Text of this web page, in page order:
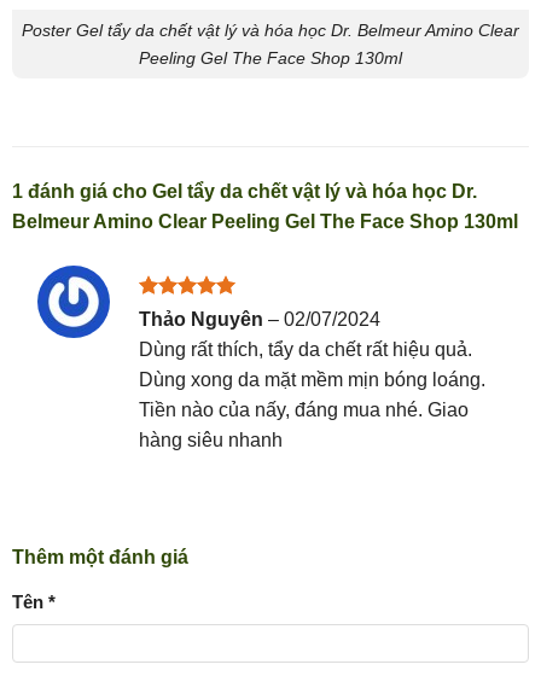
Poster Gel tẩy da chết vật lý và hóa học Dr. Belmeur Amino Clear
Peeling Gel The Face Shop 130ml
1 đánh giá cho Gel tẩy da chết vật lý và hóa học Dr.
Belmeur Amino Clear Peeling Gel The Face Shop 130ml
Được xếp
5
sao
Thảo Nguyên – 02/07/2024
Dùng rất thích, tẩy da chết rất hiệu quả.
Dùng xong da mặt mềm mịn bóng loáng.
Tiền nào của nấy, đáng mua nhé. Giao
hàng siêu nhanh
Thêm một đánh giá
Tên *